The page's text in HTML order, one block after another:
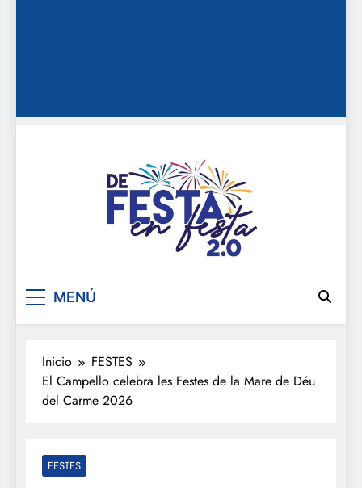
De festa en festa 2.0
MENÚ
Inicio
FESTES
El Campello celebra les Festes de la Mare de Déu
del Carme 2026
FESTES